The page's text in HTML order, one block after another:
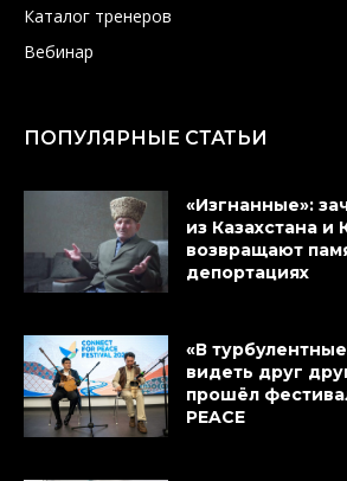
Каталог тренеров
Вебинар
ПОПУЛЯРНЫЕ СТАТЬИ
«Изгнанные»:
из Казахстана и
возвращают
депортациях
«В
видеть друг
прошёл
PEACE